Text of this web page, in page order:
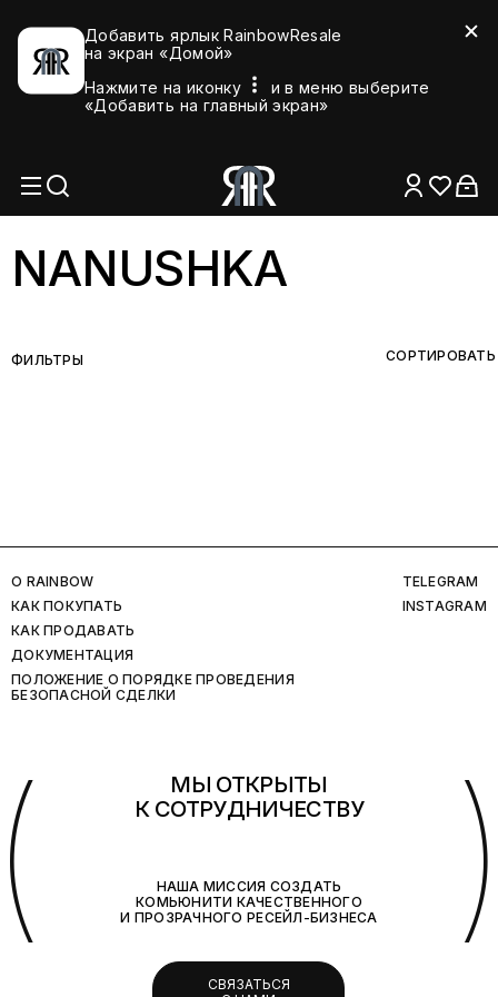
Добавить ярлык RainbowResale
на экран «Домой»
Нажмите на иконку
и в меню выберите
«Добавить на главный экран»
NANUSHKA
ФИЛЬТРЫ СОРТИРОВАТЬ
O RAINBOW
КАК ПОКУПАТЬ
КАК ПРОДАВАТЬ
ДОКУМЕНТАЦИЯ
ПОЛОЖЕНИЕ О ПОРЯДКЕ ПРОВЕДЕНИЯ
БЕЗОПАСНОЙ СДЕЛКИ
TELEGRAM
INSTAGRAM
МЫ ОТКРЫТЫ
К СОТРУДНИЧЕСТВУ
НАША МИССИЯ СОЗДАТЬ
КОМЬЮНИТИ КАЧЕСТВЕННОГО
И ПРОЗРАЧНОГО РЕСЕЙЛ-БИЗНЕСА
СВЯЗАТЬСЯ